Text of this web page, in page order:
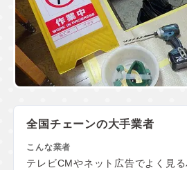
全国チェーンの大手業者
テレビCMやネット広告でよく見